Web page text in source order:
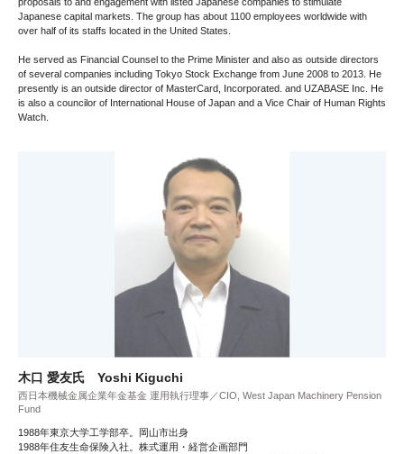
Japanese capital markets. The group has about 1100 employees worldwide with
over half of its staffs located in the United States.
He served as Financial Counsel to the Prime Minister and also as outside directors
of several companies including Tokyo Stock Exchange from June 2008 to 2013. He
presently is an outside director of MasterCard, Incorporated. and UZABASE Inc. He
is also a councilor of International House of Japan and a Vice Chair of Human Rights
Watch.
木口 愛友氏 Yoshi Kiguchi
西日本機械金属企業年金基金 運用執行理事／CIO, West Japan Machinery Pension
Fund
1988年東京大学工学部卒。岡山市出身
1988年住友生命保険入社。株式運用・経営企画部門